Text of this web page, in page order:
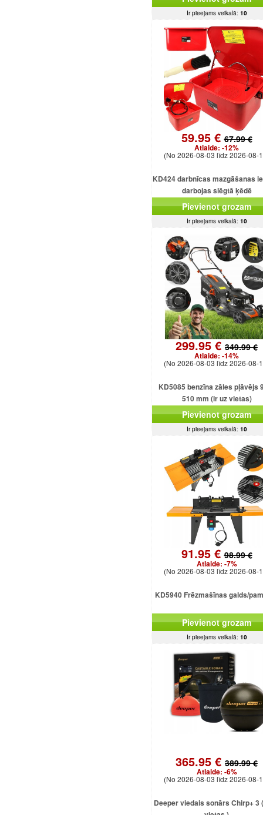
Ir pieejams veikalā: 10
59.95 €67.99 €
Atlaide: -12%
(No 2026-08-03 līdz 2026-08-
KD424 darbnīcas mazgāšanas
darbojas slēgtā ķēdē
Pievienot grozam
Ir pieejams veikalā: 10
299.95 €349.99 €
Atlaide: -14%
(No 2026-08-03 līdz 2026-08-
KD5085 benzīna zāles pļāvējs
510 mm (ir uz vietas)
Pievienot grozam
Ir pieejams veikalā: 10
91.95 €98.99 €
Atlaide: -7%
(No 2026-08-03 līdz 2026-08-
KD5940 Frēzmašīnas galds/
Pievienot grozam
Ir pieejams veikalā: 10
365.95 € 389.99 €
Atlaide: -6%
(No 2026-08-03 līdz 2026-08-
Deeper viedais sonārs Chirp+ 3